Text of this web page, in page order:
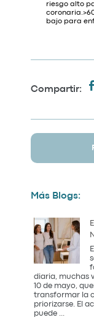
riesgo alto
bajo para
Compartir:
Más Blogs:
diaria, muchas
10 de mayo,
transformar la
priorizarse. El
puede ...